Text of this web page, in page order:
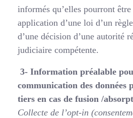
informés qu’elles pourront
application d’une loi d’un
d’une décision d’une autorité
judiciaire compétente.
3- Information préalable
communication des données
tiers en cas de fusion /
Collecte de l’opt-in